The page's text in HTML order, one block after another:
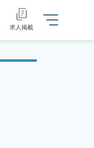
求人掲載